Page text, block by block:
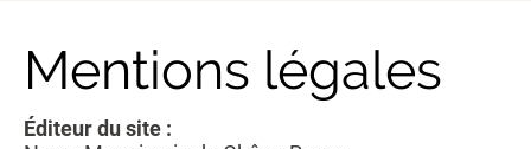
Mentions légales
Éditeur du site :